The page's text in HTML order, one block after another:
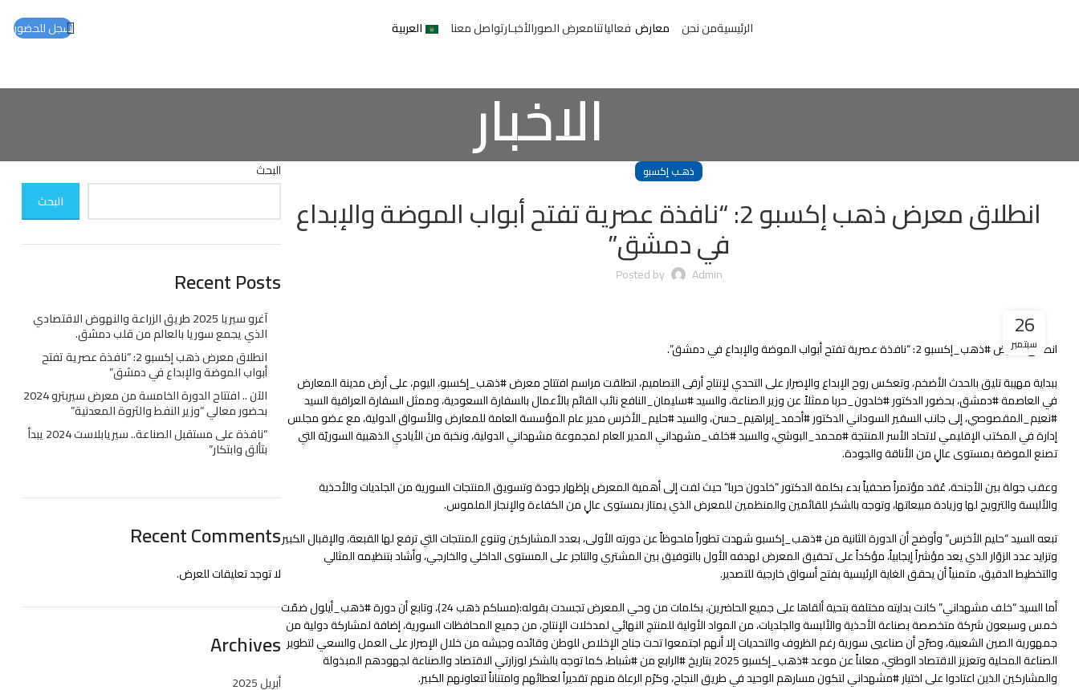
الرئيسيةمن نحن معارض فعالياتنامعرض الصورالأخبـارتواصل معنا العربية سجل للحضور
الاخبار ذهـب إكسبو
انطلاق معرض ذهب إكسبو 2: “نافذة عصرية تفتح أبواب الموضة والإبداع
في دمشق”
Posted by Admin
26
سبتمبر
انطلاق معرض #ذهب_إكسبو 2: “نافذة عصرية تفتح أبواب الموضة والإبداع في دمشق”.
ببداية مهيبة تليق بالحدث الأضخم، وتعكس روح الإبداع والإصرار على التحدي لإنتاج أرقى التصاميم، انطلقت مراسم افتتاح معرض #ذهب_إكسبو، اليوم، على أرض مدينة المعارض
في العاصمة #دمشق، بحضور الدكتور #خلدون_حربا ممثلاً عن وزير الصناعة، والسيد #سليمان_النافع نائب القائم بالأعمال بالسفارة السعودية، وممثل السفارة العراقية السيد
#نعيم_المقصوصي، إلى جانب السفير السوداني الدكتور #أحمد_إبراهيم_حسن، والسيد #حليم_الأخرس مدير عام المؤسسة العامة للمعارض والأسواق الدولية، مع عضو مجلس
إدارة في المكتب الإقليمي لاتحاد الأسر المنتجة #محمد_البوشي، والسيد #خلف_مشهداني المدير العام لمجموعة مشهداني الدولية، ونخبة من الأيادي الذهبية السوريّة التي
تصنع الموضة بمستوى عالٍ من الأناقة والجودة.
وعقب جولة بين الأجنحة، عُقد مؤتمراً صحفياً بدء بكلمة الدكتور “خلدون حربا” حيث لفت إلى أهمية المعرض بإظهار جودة وتسويق المنتجات السورية من الجلديات والأحذية
والألبسة والترويج لها وزيادة مبيعاتها، وتوجه بالشكر للقائمين والمنظمين للمعرض الذي يمتاز بمستوى عالٍ من الكفاءة والإنجاز الملموس.
تبعه السيد “حليم الأخرس” وأوضح أن الدورة الثانية من #ذهب_إكسبو شهدت تطوراً ملحوظاً عن دورته الأولى، بعدد المشاركين وتنوع المنتجات التي ترفع لها القبعة، والإقبال الكبير
وتزايد عدد الزوّار الذي يعد مؤشراً إيجابياً، مؤكداً على تحقيق المعرض لهدفه الأول بالتوفيق بين المشتري والتاجر على المستوى الداخلي والخارجي، وأشاد بتنظيمه المثالي
والتخطيط الدقيق، متمنياً أن يحقق الغاية الرئيسية بفتح أسواق خارجية للتصدير.
أما السيد “خلف مشهداني” كانت بدايته مختلفة بتحية ألقاها على جميع الحاضرين، بكلمات من وحي المعرض تجسدت بقوله:(مساكم ذهب 24)، وتابع أن دورة #ذهب_أيلول ضمّت
خمس وسبعون شركة متخصصة بصناعة الأحذية والألبسة والجلديات، من المواد الأولية للمنتج النهائي لمدخلات الإنتاج، من جميع المحافظات السورية، إضافة لمشاركة دولية من
جمهورية الصين الشعبية، وصرّح أن صناعيي سورية رغم الظروف والتحديات إلا أنهم اجتمعوا تحت جناح الإخلاص للوطن وقائده وجيشه من خلال الإصرار على العمل والسعي لتطوير
الصناعة المحلية وتعزيز الاقتصاد الوطني، معلناً عن موعد #ذهب_إكسبو 2025 بتاريخ #الرابع من #شباط، كما توجه بالشكر لوزارتي الاقتصاد والصناعة لجهودهم المبذولة
والمشاركين الذين اعتادوا على اختيار #مشهداني لتكون مسارهم الوحيد في طريق النجاح، وكرّم الرعاة منهم تقديراً لعطائهم وامتناناً لتعاونهم الكبير.
البحث
البحث
Recent Posts
آغرو سيريا 2025 طريق الزراعة والنهوض الاقتصادي
الذي يجمع سوريا بالعالم من قلب دمشق.
انطلاق معرض ذهب إكسبو 2: “نافذة عصرية تفتح
أبواب الموضة والإبداع في دمشق”
الآن .. افتتاح الدورة الخامسة من معرض سيربترو 2024
بحضور معالي “وزير النفط والثروة المعدنية”
“نافذة على مستقبل الصناعة.. سيريابلاست 2024 يبدأ
بتألق وابتكار”
Recent Comments
لا توجد تعليقات للعرض.
Archives
أبريل 2025